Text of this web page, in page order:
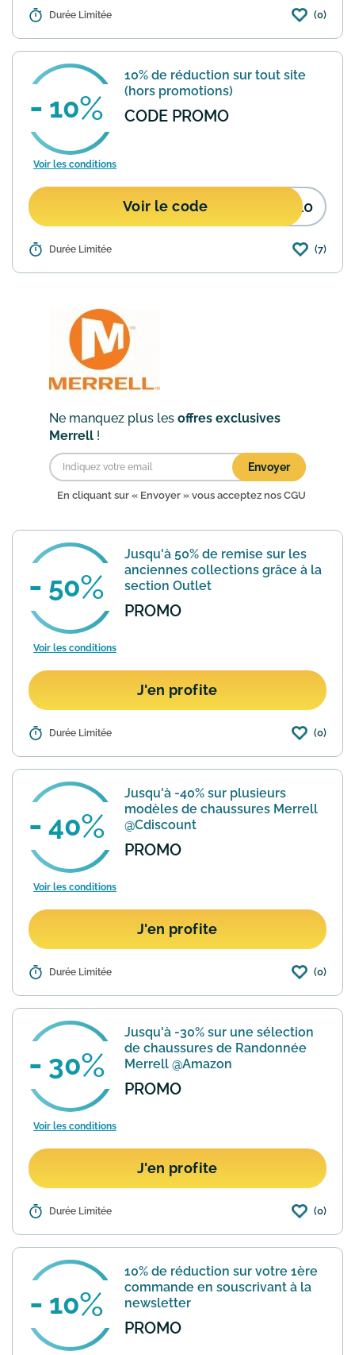
Détails : Avec ce code de réduction profitez
commande sur le site Merrell.
Fonctionne uniquement pour les
nouveaux clients sur les articles non ...
En savoir plus
Durée Limitée (0)
10
10% de réduction sur tout site
(hors promotions)
CODE PROMO
Voir les conditions
Voir le code B10
Détails : Obtenez 10% de remise pour toute
Durée Limitée (7)
Ne manquez plus les offres exclusives
Merrell !
Envoyer
En cliquant sur « Envoyer » vous acceptez nos CGU
50
Jusqu'à 50% de remise sur les
anciennes collections grâce à la
section Outlet
PROMO
Voir les conditions
J'en profite
Détails : La marque Merrell propose de
intéressants (jusqu'à -50%) dans sa
section Outlet. Accès par genre : outlet
Femme : https://www.merrell.co...
savoir plus
Durée Limitée (0)
40
Jusqu'à -40% sur plusieurs
modèles de chaussures Merrell
@Cdiscount
PROMO
Voir les conditions
J'en profite
Détails : Cdiscount propose sur sa place de
chaussures de randonnée Merrell avec
des remises pouvant aller jusqu'à -40%
par rapport au prix pratiqués ...En
savoir plus
Durée Limitée (0)
30
Jusqu'à -30% sur une sélection
de chaussures de Randonnée
Merrell @Amazon
PROMO
Voir les conditions
J'en profite
Détails : Sur sa marketplace Amazon propose
randonnée Merrell Femme et Homme
avec des remises allant jusqu'à -30%
suivant la taille choisie. En savoir plus
Durée Limitée (0)
10
10% de réduction sur votre 1ère
commande en souscrivant à la
newsletter
PROMO